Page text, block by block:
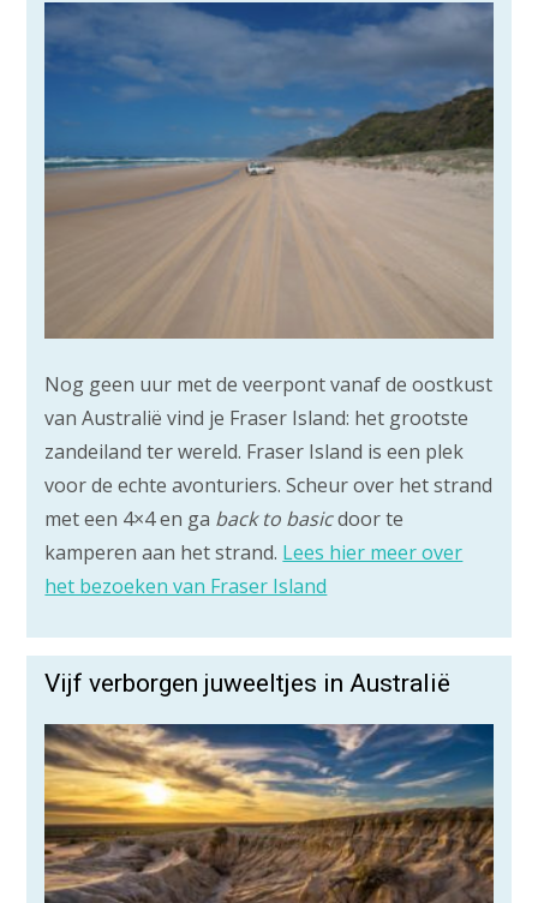
Nog geen uur met de veerpont vanaf de oostkust
van Australië vind je Fraser Island: het grootste
zandeiland ter wereld. Fraser Island is een plek
voor de echte avonturiers. Scheur over het strand
met een 4×4 en ga back to basicdoor te
kamperen aan het strand. Lees hier meer over
het bezoeken van Fraser Island
Vijf verborgen juweeltjes in Australië